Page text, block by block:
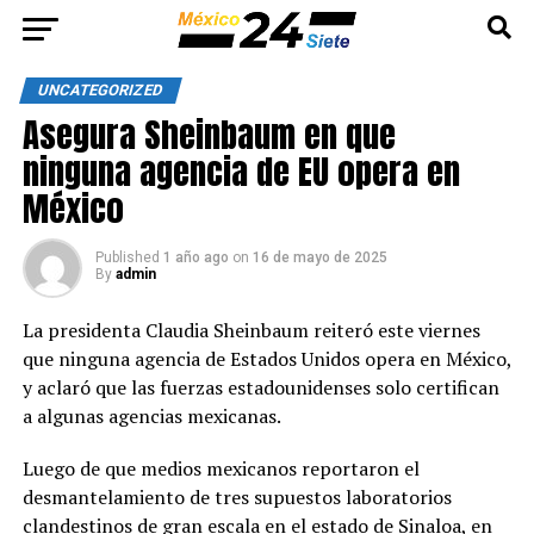
UNCATEGORIZED
Asegura Sheinbaum en que
ninguna agencia de EU opera en
México
Published 1 año ago on 16 de mayo de 2025
By admin
La presidenta Claudia Sheinbaum reiteró este viernes
que ninguna agencia de Estados Unidos opera en México,
y aclaró que las fuerzas estadounidenses solo certifican
a algunas agencias mexicanas.
Luego de que medios mexicanos reportaron el
desmantelamiento de tres supuestos laboratorios
clandestinos de gran escala en el estado de Sinaloa, en